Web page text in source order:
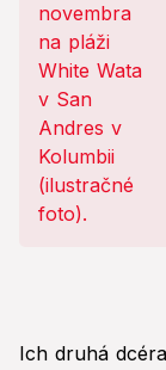
Ich druhá